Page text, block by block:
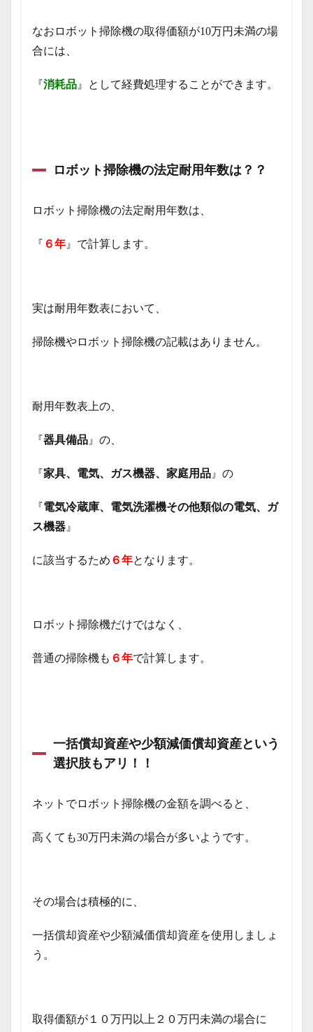
なおロボット掃除機の取得価額が10万円未満の場
合には、
『消耗品 』として経費処理することができます。
ロボット掃除機の法定耐用年数は？？
ロボット掃除機の法定耐用年数は、
『 ６年 』で計算します。
実は耐用年数表において、
掃除機やロボット掃除機の記載はありません。
耐用年数表上の、
『器具備品 』の、
『家具、電気、ガス機器、家庭用品 』の
『電気冷蔵庫、電気洗濯機その他類似の電気、ガ
ス機器 』
に該当するため ６年となります。
ロボット掃除機だけではなく、
普通の掃除機も ６年で計算します。
一括償却資産や少額減価償却資産という
選択肢もアリ！！
ネットでロボット掃除機の金額を調べると、
高くても30万円未満の場合が多いようです。
その場合は積極的に、
一括償却資産や少額減価償却資産を使用しましょ
う。
取得価額が１０万円以上２０万円未満の場合に